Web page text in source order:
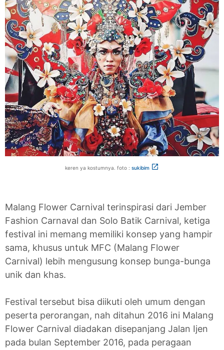
keren ya kostumnya. foto : sukibim
Malang Flower Carnival terinspirasi dari Jember
Fashion Carnaval dan Solo Batik Carnival, ketiga
festival ini memang memiliki konsep yang hampir
sama, khusus untuk MFC (Malang Flower
Carnival) lebih mengusung konsep bunga-bunga
unik dan khas.
Festival tersebut bisa diikuti oleh umum dengan
peserta perorangan, nah ditahun 2016 ini Malang
Flower Carnival diadakan disepanjang Jalan Ijen
pada bulan September 2016, pada peragaan